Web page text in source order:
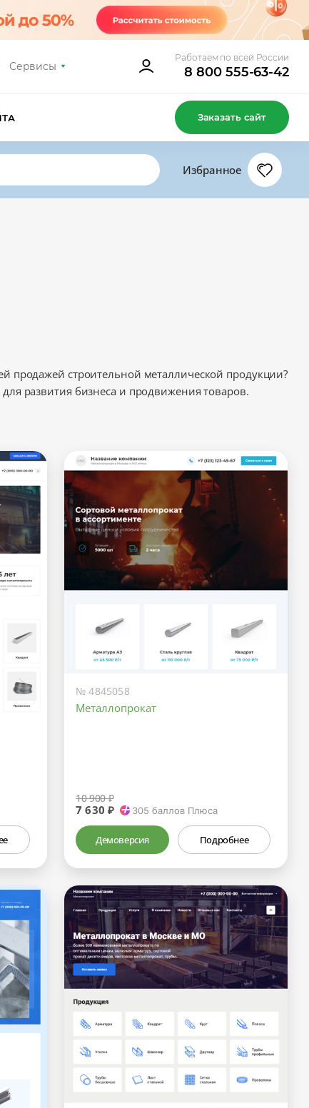
Сервисы
Работаем по всей России
8 800 555-63-42
Заказать сайт
Избранное
продажей строительной металлической продукции?
развития бизнеса и продвижения товаров.
№ 4845058
Металлопрокат
10 900 ₽
7 630 ₽ 305 баллов Плюса
Демоверсия Подробнее